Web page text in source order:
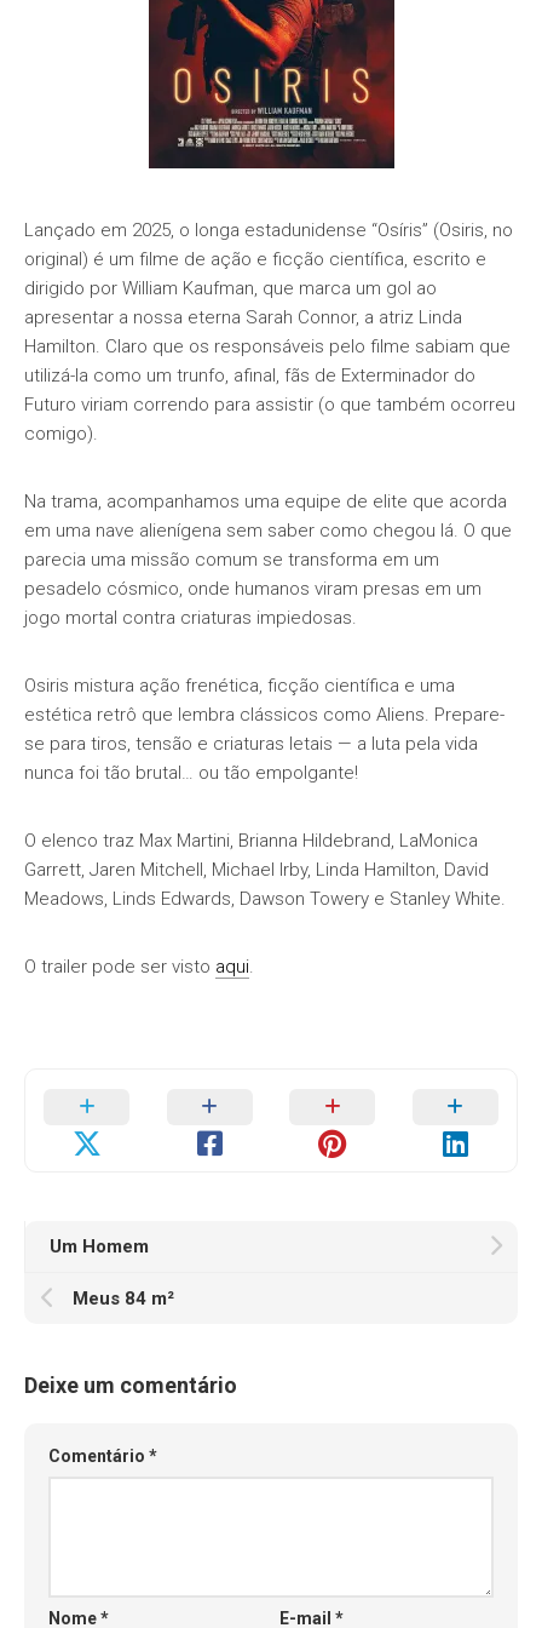
Lançado em 2025, o longa estadunidense “Osíris” (Osiris, no
original) é um filme de ação e ficção científica, escrito e
dirigido por William Kaufman, que marca um gol ao
apresentar a nossa eterna Sarah Connor, a atriz Linda
Hamilton. Claro que os responsáveis pelo filme sabiam que
utilizá-la como um trunfo, afinal, fãs de Exterminador do
Futuro viriam correndo para assistir (o que também ocorreu
comigo).
Na trama, acompanhamos uma equipe de elite que acorda
em uma nave alienígena sem saber como chegou lá. O que
parecia uma missão comum se transforma em um
pesadelo cósmico, onde humanos viram presas em um
jogo mortal contra criaturas impiedosas.
Osiris mistura ação frenética, ficção científica e uma
estética retrô que lembra clássicos como Aliens. Prepare-
se para tiros, tensão e criaturas letais — a luta pela vida
nunca foi tão brutal… ou tão empolgante!
O elenco traz Max Martini, Brianna Hildebrand, LaMonica
Garrett, Jaren Mitchell, Michael Irby, Linda Hamilton, David
Meadows, Linds Edwards, Dawson Towery e Stanley White.
O trailer pode ser visto aqui.
Um Homem
Meus 84 m²
Deixe um comentário
Comentário *
Nome* E-mail*